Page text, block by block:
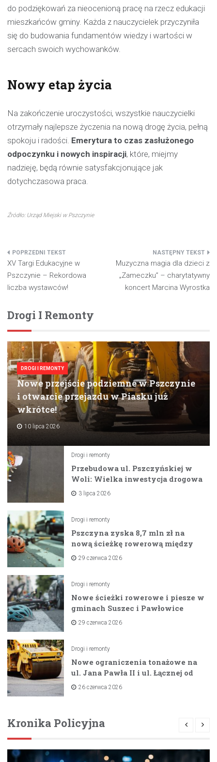
do podziękowań za nieocenioną pracę na rzecz edukacji
mieszkańców gminy. Każda z nauczycielek przyczyniła
się do budowania fundamentów wiedzy i wartości w
sercach swoich wychowanków.
Nowy etap życia
Na zakończenie uroczystości, wszystkie nauczycielki
otrzymały najlepsze życzenia na nową drogę życia, pełną
spokoju i radości. Emerytura to czas zasłużonego
odpoczynku i nowych inspiracji, które, miejmy
nadzieję, będą równie satysfakcjonujące jak
dotychczasowa praca.
Źródło: Urząd Miejski w Pszczynie
Nawigacja
wpisu
XV Targi Edukacyjne w
Pszczynie – Rekordowa
liczba wystawców!
Muzyczna magia dla dzieci z
„Zameczku” – charytatywny
koncert Marcina Wyrostka
Drogi I Remonty
DROGI I REMONTY
Nowe przejście podziemne w Pszczynie
i otwarcie przejazdu w Piasku już
wkrótce!
10 lipca 2026
Drogi i remonty
Przebudowa ul. Pszczyńskiej w
Woli: Wielka inwestycja drogowa
na horyzoncie
3 lipca 2026
Drogi i remonty
Pszczyna zyska 8,7 mln zł na
nową ścieżkę rowerową między
zaporami
29 czerwca 2026
Drogi i remonty
Nowe ścieżki rowerowe i piesze w
gminach Suszec i Pawłowice
dzięki unijnemu wsparciu
29 czerwca 2026
Drogi i remonty
Nowe ograniczenia tonażowe na
ul. Jana Pawła II i ul. Łącznej od
lipca 2026 roku
26 czerwca 2026
Kronika Policyjna